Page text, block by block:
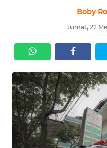
Boby
Jumat, 22
KHAS
OPINI
PRIANGAN
TIMUR